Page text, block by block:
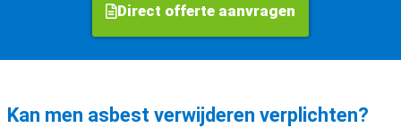
Direct offerte aanvragen
Kan men asbest verwijderen verplichten?